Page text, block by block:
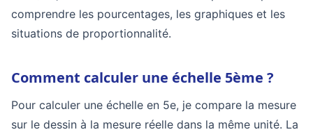
comprendre les pourcentages, les graphiques et les
situations de proportionnalité.
Comment calculer une échelle 5ème ?
Pour calculer une échelle en 5e, je compare la mesure
sur le dessin à la mesure réelle dans la même unité. La